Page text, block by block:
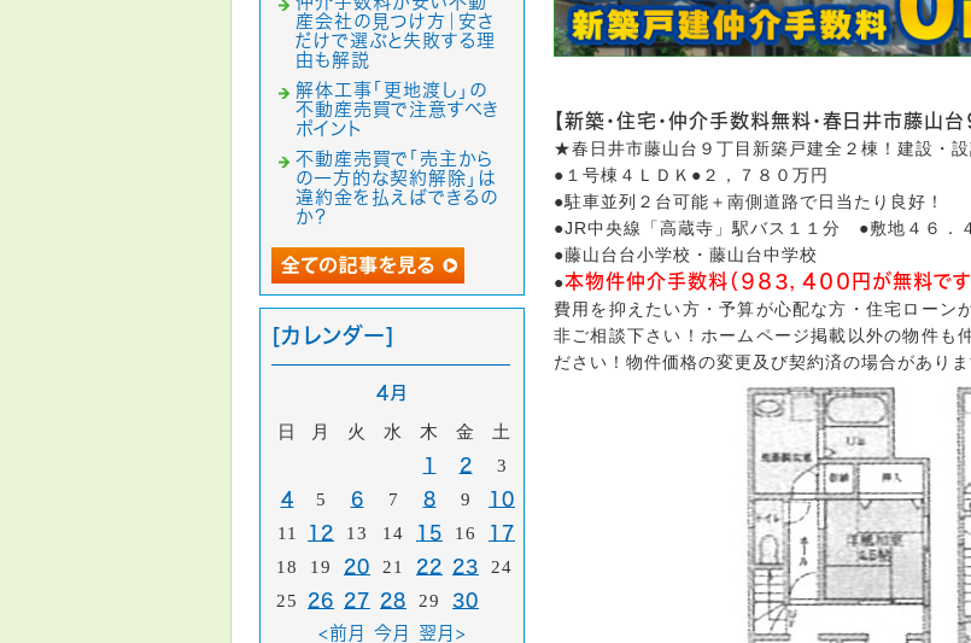
【新築・住宅・仲介手数料無料・春日井市藤山台
★春日井市藤山台９丁目新築戸建全２棟！建設・
●１号棟４ＬＤＫ●２，７８０万円
●駐車並列２台可能＋南側道路で日当たり良好！
●JR中央線「高蔵寺」駅バス１１分 ●敷地４６．
●藤山台台小学校・藤山台中学校
●本物件仲介手数料（９８３，４００円が無料です
費用を抑えたい方・予算が心配な方・住宅ローン
非ご相談下さい！ホームページ掲載以外の物件も
ださい！物件価格の変更及び契約済の場合があり
産会社の見つけ方｜安さ
だけで選ぶと失敗する理
由も解説
解体工事「更地渡し」の
不動産売買で注意すべき
ポイント
不動産売買で「売主から
の一方的な契約解除」は
違約金を払えばできるの
か？
[カレンダー]
4月
日 月 火 水 木 金 土
1 2 3
4 5 6 7 8 9 10
11 12 13 14 15 16 17
18 19 20 21 22 23
24
25
26 27 28 29
30
<前月
今月 翌月>